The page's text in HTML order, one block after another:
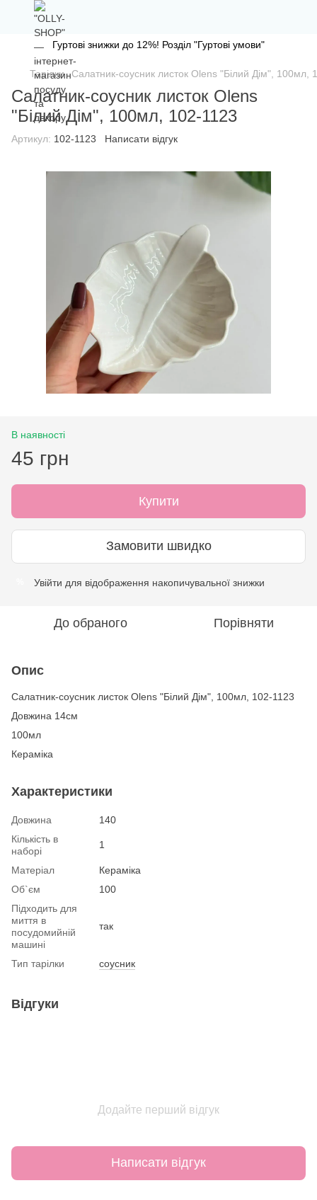
Гуртові знижки до 12%! Розділ "Гуртові умови"
Тарілки Салатник-соусник листок Olens "Білий Дім", 100мл,
Салатник-соусник листок Olens
"Білий Дім", 100мл, 102-1123
Артикул: 102-1123 Написати відгук
В наявності
45 грн
Купити
Замовити швидко
Увійти для відображення накопичувальної знижки
До обраного Порівняти
Опис
Салатник-соусник листок Olens "Білий Дім", 100мл, 102-1123
Довжина 14см
100мл
Кераміка
Характеристики
Довжина
140
Кількість в
наборі
1
Матеріал
Кераміка
Об`єм
100
Підходить для
миття в
посудомийній
машині
так
Тип тарілки соусник
Відгуки
Додайте перший відгук
Написати відгук